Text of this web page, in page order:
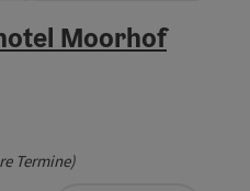
Moorhof
Termine)